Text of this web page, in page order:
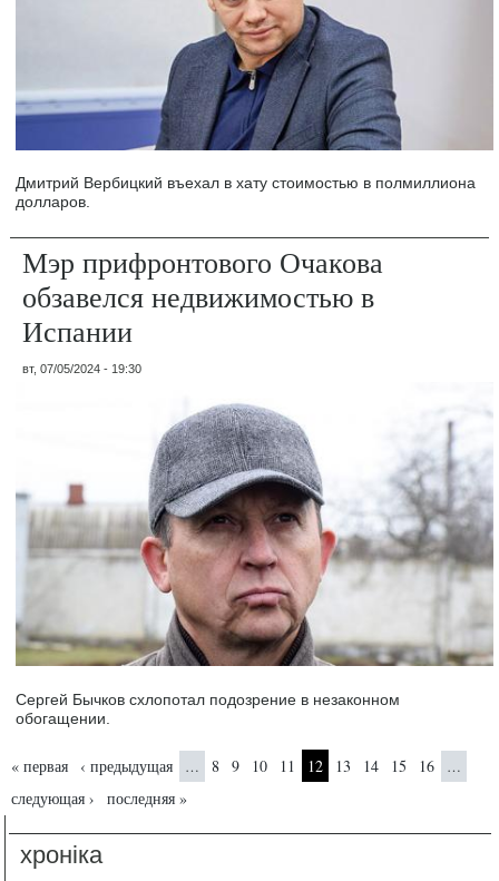
Дмитрий Вербицкий въехал в хату стоимостью в полмиллиона
долларов.
Мэр прифронтового Очакова
обзавелся недвижимостью в
Испании
вт, 07/05/2024 - 19:30
Сергей Бычков схлопотал подозрение в незаконном
обогащении.
Страницы
« первая ‹ предыдущая … 8 9 10 11 12 13 14 15 16 …
следующая › последняя »
хроніка